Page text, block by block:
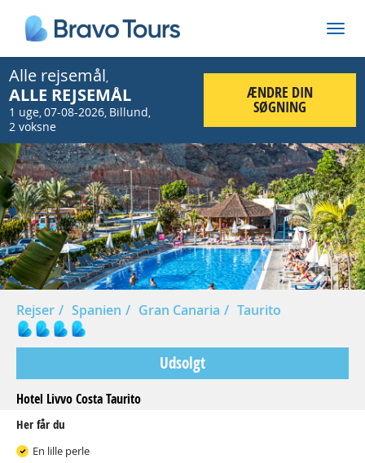
Alle rejsemål,
ALLE REJSEMÅL
1 uge,07-08-2026, Billund,
2 voksne
ÆNDRE DIN
SØGNING
Prev
Rejser Spanien Gran Canaria Taurito
Udsolgt
Hotel Livvo Costa Taurito
Her får du
En lille perle